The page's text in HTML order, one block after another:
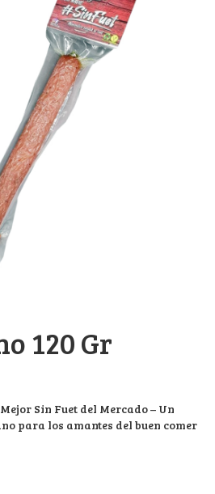
120 Gr
Sin Fuet del Mercado – Un
para los amantes del buen comer